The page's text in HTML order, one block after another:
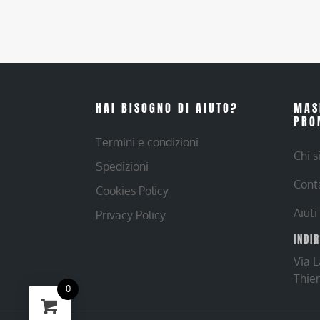
HAI BISOGNO DI AIUTO?
Termini e condizioni
Spedizioni
Cookies Policy
Privacy Policy
Chi
Aiuti
Via
0